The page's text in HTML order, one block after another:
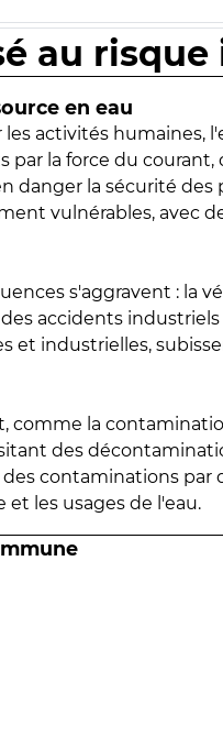
au
en eau
activités humaines,
par la force du
danger la sécurité des
vulnérables, avec
s'aggravent : la
accidents
et industrielles,
comme la
des
contaminations par
et les usages de l'eau.